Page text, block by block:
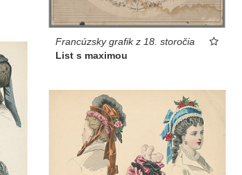
Francúzsky grafik z 18. storočia
List s maximou